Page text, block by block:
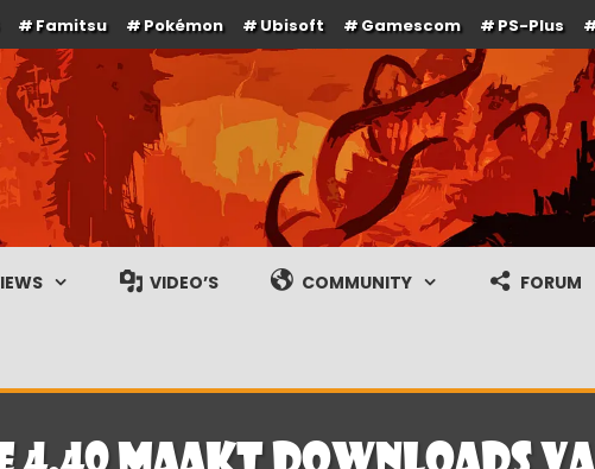
Famitsu Pokémon Ubisoft Gamescom PS-Plus
en gameplay streams
VIDEO’S COMMUNITY FORUM
4.40 maakt downloads